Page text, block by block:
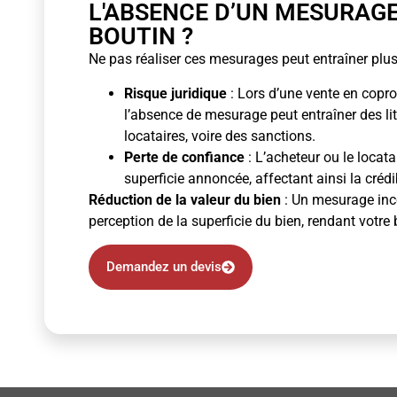
L'ABSENCE D’UN
BOUTIN ?
Ne pas réaliser ces mesurages peut entraîner
Risque juridique : Lors d’une vente en
l’absence de mesurage peut entraîner des
locataires, voire des sanctions.
Perte de confiance : L’acheteur ou le
superficie annoncée, affectant ainsi la
Réduction de la valeur du bien : Un mesurage
perception de la superficie du bien, rendant
Demandez un devis